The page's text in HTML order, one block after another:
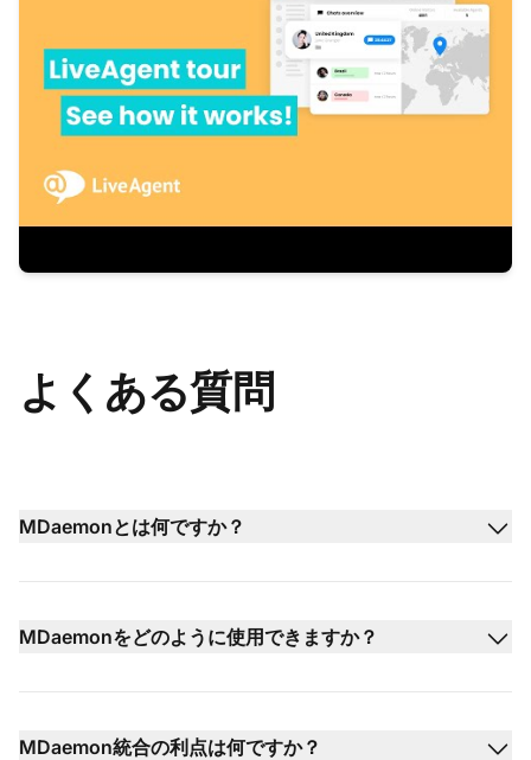
よくある質問
MDaemonとは何ですか？
MDaemonをどのように使用できますか？
MDaemon統合の利点は何ですか？